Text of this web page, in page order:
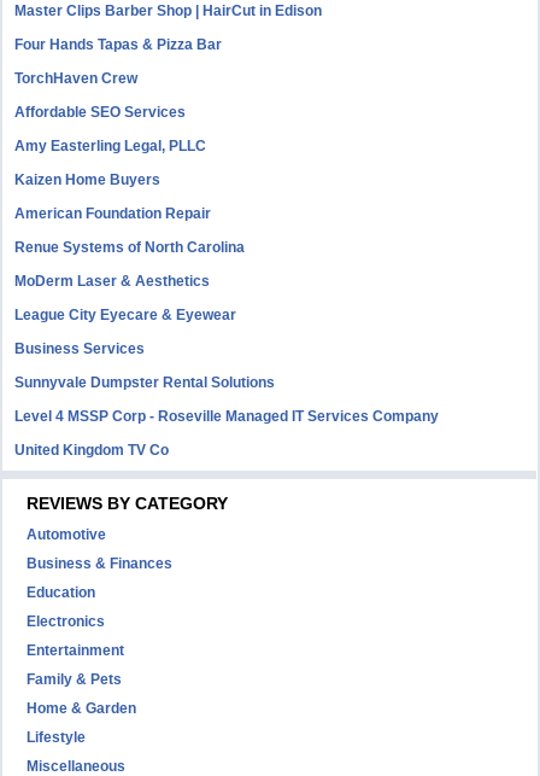
Master Clips Barber Shop | HairCut in Edison
Four Hands Tapas & Pizza Bar
TorchHaven Crew
Affordable SEO Services
Amy Easterling Legal, PLLC
Kaizen Home Buyers
American Foundation Repair
Renue Systems of North Carolina
MoDerm Laser & Aesthetics
League City Eyecare & Eyewear
Business Services
Sunnyvale Dumpster Rental Solutions
Level 4 MSSP Corp - Roseville Managed IT Services Company
United Kingdom TV Co
REVIEWS BY CATEGORY
Automotive
Business & Finances
Education
Electronics
Entertainment
Family & Pets
Home & Garden
Lifestyle
Miscellaneous